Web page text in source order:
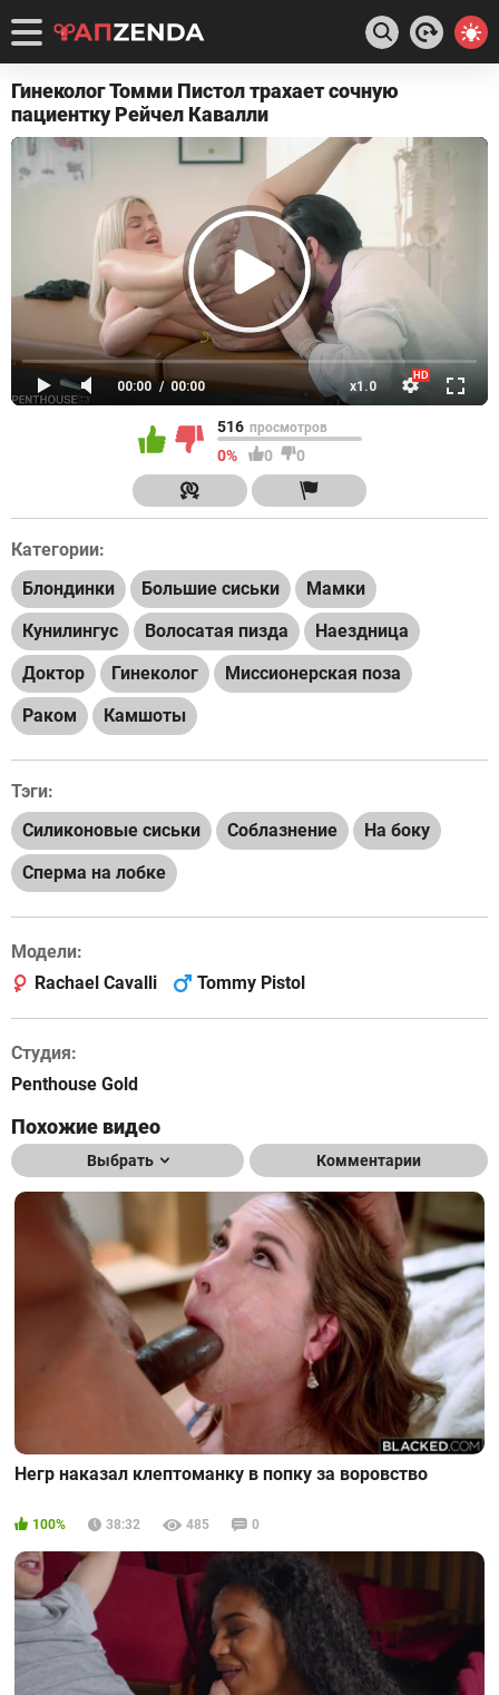
Гинеколог Томми Пистол трахает сочную
пациентку Рейчел Кавалли
516 просмотров
0% 0 0
Категории:
Блондинки
Большие сиськи
Мамки
Кунилингус
Волосатая пизда
Наездница
Доктор
Гинеколог
Миссионерская поза
Раком
Камшоты
Тэги:
Силиконовые сиськи
Соблазнение
На боку
Сперма на лобке
Модели:
Rachael Cavalli
Tommy Pistol
Студия:
Penthouse Gold
Похожие видео
Выбрать Комментарии
Негр наказал клептоманку в попку за воровство
100% 38:32 485 0